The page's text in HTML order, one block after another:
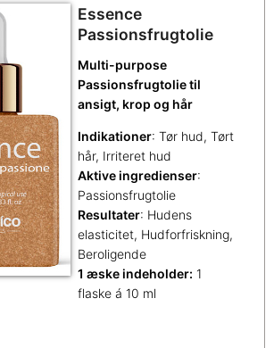
Essence
Passionsfrugtolie
Multi-purpose
Passionsfrugtolie til
ansigt, krop og hår
Indikationer: Tør hud, Tørt
hår, Irriteret hud
Aktive ingredienser:
Passionsfrugtolie
Resultater: Hudens
elasticitet, Hudforfriskning,
Beroligende
1 æske indeholder: 1
flaske á 10 ml